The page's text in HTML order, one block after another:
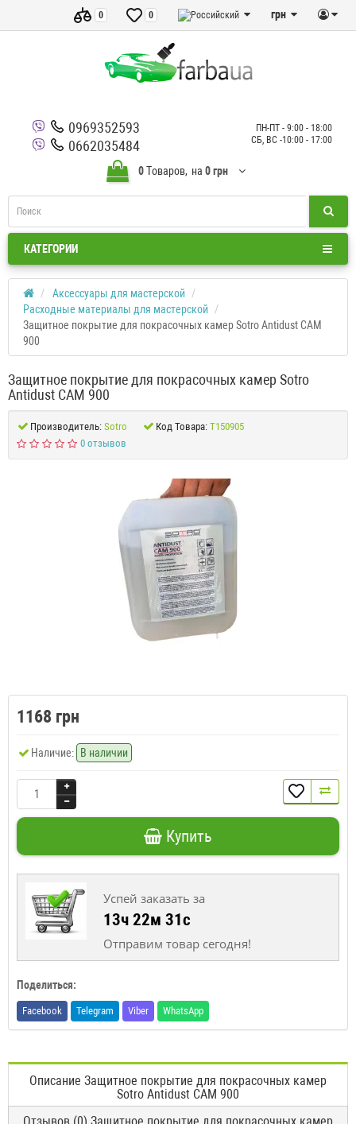
грн
0
0
0969352593
0662035484
ПН-ПТ - 9:00 - 18:00
СБ, ВС -10:00 - 17:00
0Tоваров, на 0 грн
КАТЕГОРИИ
Аксессуары для мастерской
Расходные материалы для мастерской
Защитное покрытие для покрасочных камер Sotro Antidust CAM
900
Защитное покрытие для покрасочных камер Sotro
Antidust CAM 900
Производитель: Sotro Код Товара: T150905
0 отзывов
1168 грн
Наличие: В наличии
Купить
Успей заказать за
13ч 22м 31с
Отправим товар сегодня!
Поделиться:
Facebook Telegram Viber WhatsApp
Описание Защитное покрытие для покрасочных камер
Sotro Antidust CAM 900
Отзывов (0) Защитное покрытие для покрасочных камер